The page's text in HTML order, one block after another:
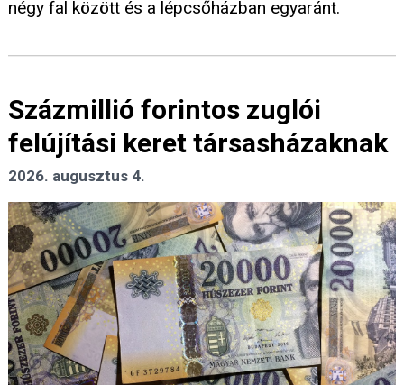
négy fal között és a lépcsőházban egyaránt.
Százmillió forintos zuglói
felújítási keret társasházaknak
2026. augusztus 4.